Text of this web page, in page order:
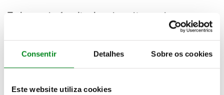
Consentir Detalhes Sobre os cookies
Este website utiliza cookies
Tudo o resto é realizado automaticamente: o
veículo procura um espaço de estacionamento
gratuito – se necessário, numa estação de
carregamento elétrico –, com base num mapa do
vários andares de estacionamentos selecionados, a